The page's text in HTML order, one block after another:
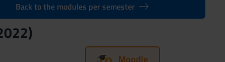
Back to the modules per semester
Moodle